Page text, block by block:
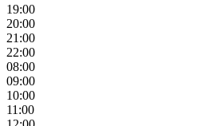
19:00
20:00
21:00
22:00
08:00
09:00
10:00
11:00